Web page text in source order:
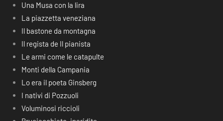
Una Musa con la lira
La piazzetta veneziana
Il bastone da montagna
Il regista de Il pianista
Le armi come le catapulte
Monti della Campania
Lo era il poeta Ginsberg
I nativi di Pozzuoli
Voluminosi riccioli